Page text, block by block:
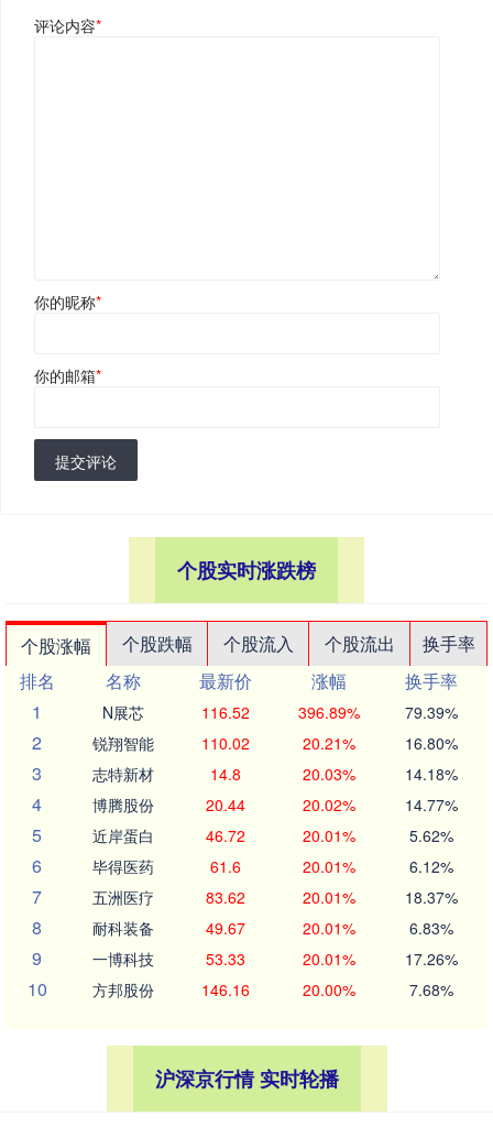
评论内容*
你的昵称*
你的邮箱*
提交评论
个股实时涨跌榜
个股涨幅 个股跌幅 个股流入 个股流出
换手率
排名
名称 最新价 涨幅
换手率
1
N展芯 116.52 396.89% 79.39%
2 锐翔智能 110.02 20.21% 16.80%
3 志特新材 14.8 20.03% 14.18%
4 博腾股份 20.44 20.02% 14.77%
5 近岸蛋白 46.72 20.01% 5.62%
6 毕得医药 61.6 20.01% 6.12%
7 五洲医疗 83.62 20.01% 18.37%
8 耐科装备 49.67 20.01% 6.83%
9 一博科技 53.33 20.01% 17.26%
10 方邦股份 146.16 20.00% 7.68%
沪深京行情 实时轮播